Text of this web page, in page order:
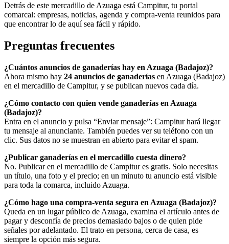
Detrás de este mercadillo de Azuaga está Campitur, tu portal
comarcal: empresas, noticias, agenda y compra-venta reunidos para
que encontrar lo de aquí sea fácil y rápido.
Preguntas frecuentes
¿Cuántos anuncios de ganaderías hay en Azuaga (Badajoz)?
Ahora mismo hay 24 anuncios de ganaderías en Azuaga (Badajoz)
en el mercadillo de Campitur, y se publican nuevos cada día.
¿Cómo contacto con quien vende ganaderías en Azuaga
(Badajoz)?
Entra en el anuncio y pulsa “Enviar mensaje”: Campitur hará llegar
tu mensaje al anunciante. También puedes ver su teléfono con un
clic. Sus datos no se muestran en abierto para evitar el spam.
¿Publicar ganaderías en el mercadillo cuesta dinero?
No. Publicar en el mercadillo de Campitur es gratis. Solo necesitas
un título, una foto y el precio; en un minuto tu anuncio está visible
para toda la comarca, incluido Azuaga.
¿Cómo hago una compra-venta segura en Azuaga (Badajoz)?
Queda en un lugar público de Azuaga, examina el artículo antes de
pagar y desconfía de precios demasiado bajos o de quien pide
señales por adelantado. El trato en persona, cerca de casa, es
siempre la opción más segura.